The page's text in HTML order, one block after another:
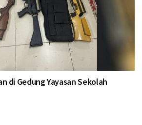
di Gedung Yayasan Sekolah